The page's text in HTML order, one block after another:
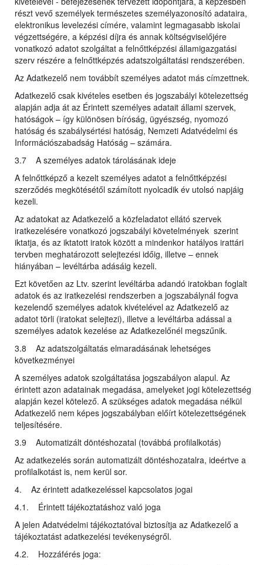
részt vevő személyek természetes személyazonosító adataira,
elektronikus levelezési címére, valamint legmagasabb iskolai
végzettségére, a képzési díjra és annak költségviselőjére
vonatkozó adatot szolgáltat a felnőttképzési államigazgatási
szerv részére a felnőttképzés adatszolgáltatási rendszerében.
Az Adatkezelő nem továbbít személyes adatot más címzettnek.
Adatkezelő csak kivételes esetben és jogszabályi kötelezettség
alapján adja át az Érintett személyes adatait állami szervek,
hatóságok – így különösen bíróság, ügyészség, nyomozó
hatóság és szabálysértési hatóság, Nemzeti Adatvédelmi és
Információszabadság Hatóság – számára.
3.7 A személyes adatok tárolásának ideje
A felnőttképző a kezelt személyes adatot a felnőttképzési
szerződés megkötésétől számított nyolcadik év utolsó napjáig
kezeli.
Az adatokat az Adatkezelő a közfeladatot ellátó szervek
iratkezelésére vonatkozó jogszabályi követelmények szerint
iktatja, és az iktatott iratok között a mindenkor hatályos irattári
tervben meghatározott selejtezési időig, illetve – ennek
hiányában – levéltárba adásáig kezeli.
Ezt követően az Ltv. szerint levéltárba adandó iratokban foglalt
adatok és az iratkezelési rendszerben a jogszabálynál fogva
kezelendő személyes adatok kivételével az Adatkezelő az
adatot törli (iratokat selejtezi), illetve a levéltárba adással a
személyes adatok kezelése az Adatkezelőnél megszűnik.
3.8 Az adatszolgáltatás elmaradásának lehetséges
következményei
A személyes adatok szolgáltatása jogszabályon alapul. Az
érintett azon adatainak megadása, amelyeket jogi kötelezettség
alapján kezel kötelező. A szükséges adatok megadása nélkül
Adatkezelő nem képes jogszabályban előírt kötelezettségének
teljesítésére.
3.9 Automatizált döntéshozatal (továbbá profilalkotás)
Az adatkezelés során automatizált döntéshozatalra, ideértve a
profilalkotást is, nem kerül sor.
4. Az érintett adatkezeléssel kapcsolatos jogai
4.1. Érintett tájékoztatáshoz való joga
A jelen Adatvédelmi tájékoztatóval biztosítja az Adatkezelő a
tájékoztatást adatkezelési tevékenységről.
4.2. Hozzáférés joga: